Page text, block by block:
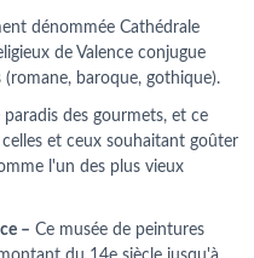
dénommée Cathédrale
de Valence conjugue
baroque, gothique).
paradis des gourmets, et ce
et ceux souhaitant goûter
l'un des plus vieux
– Ce musée de peintures